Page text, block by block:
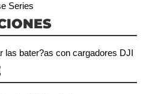
Series
las bater?as con cargadores DJI